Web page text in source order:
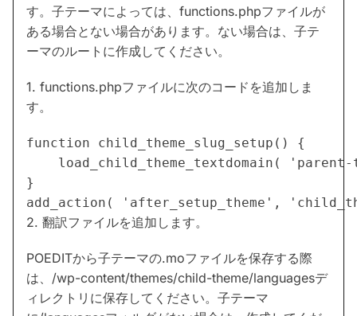
す。子テーマによっては、functions.phpファイルが
ある場合とない場合があります。ない場合は、子テ
ーマのルートに作成してください。
1. functions.phpファイルに次のコードを追加しま
す。
function child_theme_slug_setup() {
load_child_theme_textdomain(
}
2. 翻訳ファイルを追加します。
POEDITから子テーマの.moファイルを保存する際
は、/wp-content/themes/child-theme/languagesデ
ィレクトリに保存してください。子テーマ